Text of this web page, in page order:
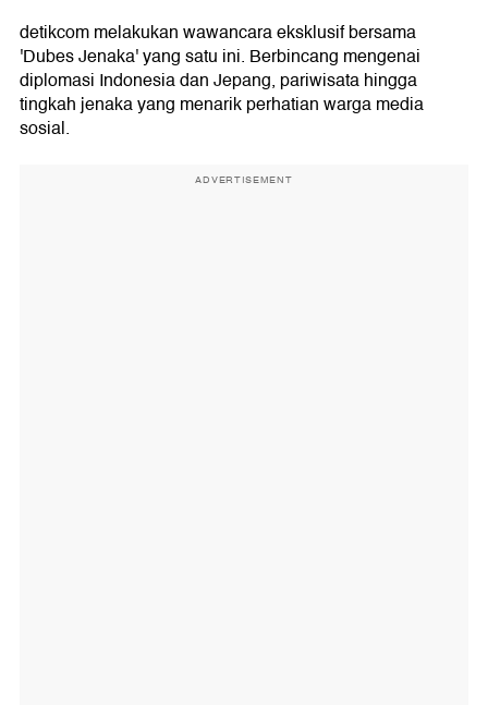
detikcom melakukan wawancara eksklusif bersama
'Dubes Jenaka' yang satu ini. Berbincang mengenai
diplomasi Indonesia dan Jepang, pariwisata hingga
tingkah jenaka yang menarik perhatian warga media
sosial.
ADVERTISEMENT